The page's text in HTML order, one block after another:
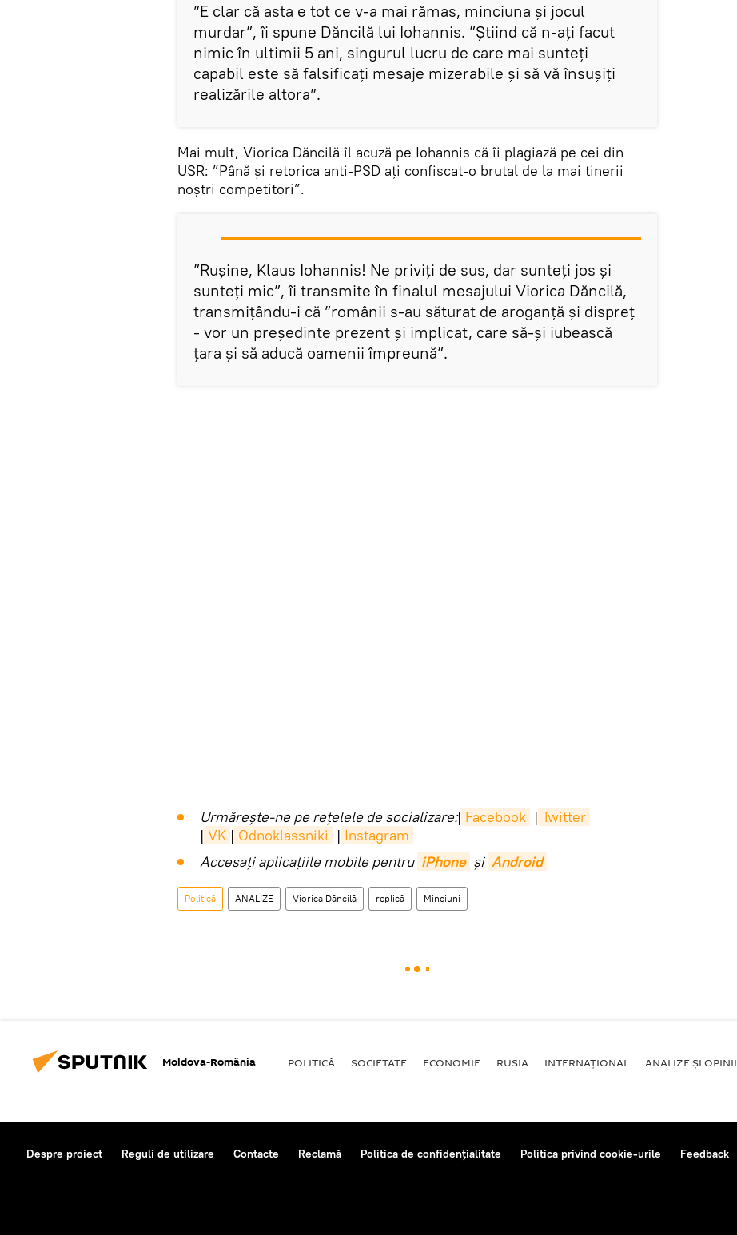
”E clar că asta e tot ce v-a mai rămas, minciuna și jocul
murdar”, îi spune Dăncilă lui Iohannis. ”Știind că n-ați facut
nimic în ultimii 5 ani, singurul lucru de care mai sunteți
capabil este să falsificați mesaje mizerabile și să vă însușiți
realizările altora”.
Mai mult, Viorica Dăncilă îl acuză pe Iohannis că îi plagiază pe cei din
USR: ”Până și retorica anti-PSD ați confiscat-o brutal de la mai tinerii
noștri competitori”.
”Rușine, Klaus Iohannis! Ne priviți de sus, dar sunteți jos și
sunteți mic”, îi transmite în finalul mesajului Viorica Dăncilă,
transmițându-i că ”românii s-au săturat de aroganță și dispreț
- vor un președinte prezent și implicat, care să-și iubească
țara și să aducă oamenii împreună”.
Urmărește-ne pe rețelele de socializare:| Facebook | Twitter
| VK | Odnoklassniki | Instagram
Accesaţi aplicaţiile mobile pentru iPhone și Android
Politică ANALIZE Viorica Dăncilă replică Minciuni
Moldova-România POLITICĂ SOCIETATE ECONOMIE RUSIA INTERNAŢIONAL ANALIZE ȘI OPINII
Despre proiect Reguli de utilizare Contacte Reclamă Politica de confidențialitate Politica privind cookie-urile Feedback